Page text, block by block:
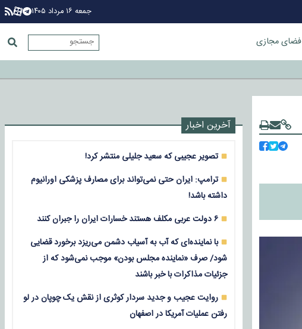
جمعه ۱۶ مرداد ۱۴۰۵
فضای مجازی
آخرین اخبار
تصویر عجیبی که سعید جلیلی منتشر کرد!
ترامپ: ایران حتی نمی‌تواند برای مصارف پزشکی اورانیوم
داشته باشد!
۶ دولت عربی مکلف هستند خسارات ایران را جبران کنند
با نماینده‌ای که آب به آسیاب دشمن می‌ریزد برخورد قضایی
شود/ صرف «نماینده مجلس بودن» موجب نمی‌شود که از
جزئیات مذاکرات با خبر باشند
روایت عجیب و جدید سردار کوثری از نقش یک چوپان در لو
رفتن عملیات آمریکا در اصفهان